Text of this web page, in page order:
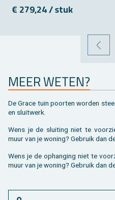
€ 279,24 / stuk
MEER WETEN?
De Grace tuin poor­ten wor­den
en sluit­werk.
Wens je de slui­ting niet te
muur van je wo­ning? Ge­bruik dan
Wens je de op­han­ging niet te
muur van je wo­ning? Ge­bruik dan